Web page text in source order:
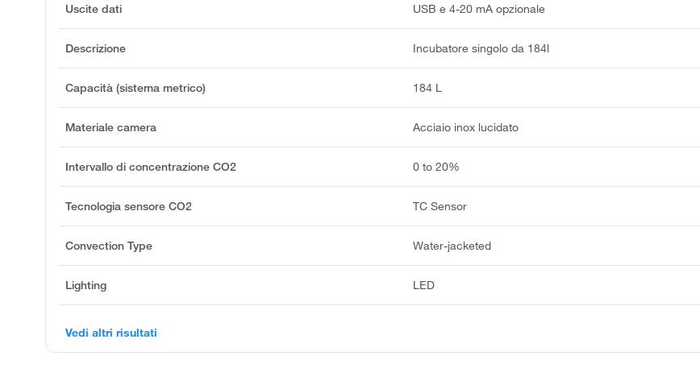
Uscite dati USB e 4-20 mA opzionale
Descrizione Incubatore singolo da 184l
Capacità (sistema metrico) 184 L
Materiale camera Acciaio inox lucidato
Intervallo di concentrazione CO2 0 to 20%
Tecnologia sensore CO2 TC Sensor
Convection Type Water-jacketed
Lighting LED
Vedi altri risultati